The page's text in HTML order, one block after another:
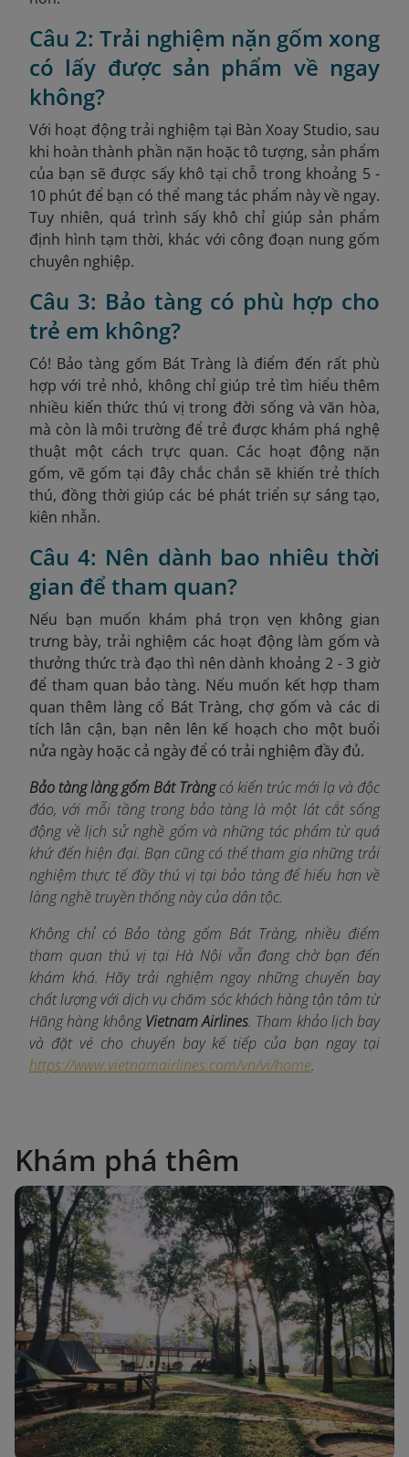
Câu 2: Trải nghiệm nặn gốm xong
có lấy được sản phẩm về ngay
không?
Với hoạt động trải nghiệm tại Bàn Xoay Studio, sau
khi hoàn thành phần nặn hoặc tô tượng, sản phẩm
của bạn sẽ được sấy khô tại chỗ trong khoảng 5 -
10 phút để bạn có thể mang tác phẩm này về ngay.
Tuy nhiên, quá trình sấy khô chỉ giúp sản phẩm
định hình tạm thời, khác với công đoạn nung gốm
chuyên nghiệp.
Câu 3: Bảo tàng có phù hợp cho
trẻ em không?
Có! Bảo tàng gốm Bát Tràng là điểm đến rất phù
hợp với trẻ nhỏ, không chỉ giúp trẻ tìm hiểu thêm
nhiều kiến thức thú vị trong đời sống và văn hòa,
mà còn là môi trường để trẻ được khám phá nghệ
thuật một cách trực quan. Các hoạt động nặn
gốm, vẽ gốm tại đây chắc chắn sẽ khiến trẻ thích
thú, đồng thời giúp các bé phát triển sự sáng tạo,
kiên nhẫn.
Câu 4: Nên dành bao nhiêu thời
gian để tham quan?
Nếu bạn muốn khám phá trọn vẹn không gian
trưng bày, trải nghiệm các hoạt động làm gốm và
thưởng thức trà đạo thì nên dành khoảng 2 - 3 giờ
để tham quan bảo tàng. Nếu muốn kết hợp tham
quan thêm làng cổ Bát Tràng, chợ gốm và các di
tích lân cận, bạn nên lên kế hoạch cho một buổi
nửa ngày hoặc cả ngày để có trải nghiệm đầy đủ.
Bảo tàng làng gốm Bát Tràngcó kiến trúc mới lạ và độc
đáo, với mỗi tầng trong bảo tàng là một lát cắt sống
động về lịch sử nghề gốm và những tác phẩm từ quá
khứ đến hiện đại. Bạn cũng có thể tham gia những trải
nghiệm thực tế đầy thú vị tại bảo tàng để hiểu hơn về
làng nghề truyền thống này của dân tộc.
Không chỉ có Bảo tàng gốm Bát Tràng, nhiều điểm
tham quan thú vị tại Hà Nội vẫn đang chờ bạn đến
khám khá. Hãy trải nghiệm ngay những chuyến bay
chất lượng với dịch vụ chăm sóc khách hàng tận tâm từ
Hãng hàng khôngVietnam Airlines. Tham khảo lịch bay
và đặt vé cho chuyến bay kế tiếp của bạn ngay tại
https://www.vietnamairlines.com/vn/vi/home.
Khám phá thêm